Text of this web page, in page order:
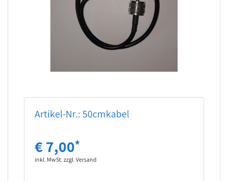
Artikel-Nr.: 50cmkabel
€ 7,00*
inkl. MwSt. zzgl. Versand